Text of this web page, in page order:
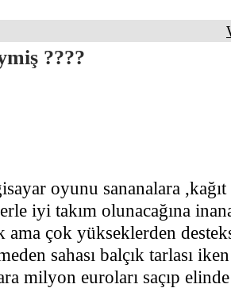
????
oyunu sananalara ,kağıt
iyi takım olunacağına
ama çok yükseklerden
sahası balçık tarlası
milyon euroları saçıp